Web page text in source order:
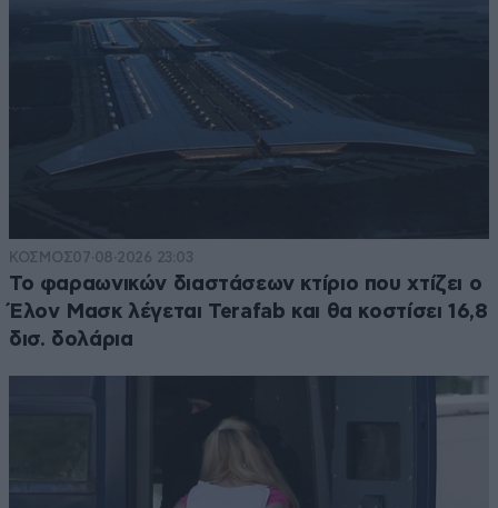
ΚΟΣΜΟΣ07·08·2026 23:03
Το φαραωνικών διαστάσεων κτίριο που χτίζει ο
Έλον Μασκ λέγεται Terafab και θα κοστίσει 16,8
δισ. δολάρια